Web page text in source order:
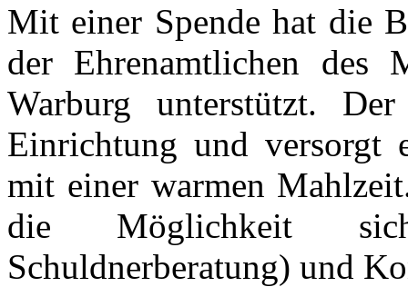
Mit einer Spende hat die
der Ehrenamtlichen
Warburg unterstützt.
Einrichtung und versorgt
mit einer warmen
die Möglichkeit
Schuldnerberatung) und